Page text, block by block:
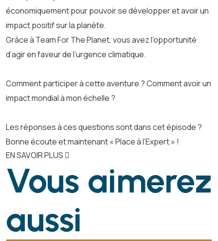
économiquement pour pouvoir se développer et avoir un
impact positif sur la planète.
Grâce à Team For The Planet, vous avez l’opportunité
d’agir en faveur de l’urgence climatique.
Comment participer à cette aventure ? Comment avoir un
impact mondial à mon échelle ?
Les réponses à ces questions sont dans cet épisode ?
Bonne écoute et maintenant « Place à l’Expert » !
EN SAVOIR PLUS
Vous aimerez
aussi